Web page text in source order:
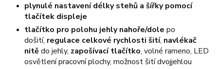
plynulé nastavení délky stehů a šířky pomocí
tlačítek displeje
tlačítko pro polohu jehly nahoře/dole po
došití, regulace celkové rychlosti šití, navlékač
nitě do jehly, zapošívací tlačítko, volné rameno, LED
osvětlení pracovní plochy, možnost šití dvojjehlou